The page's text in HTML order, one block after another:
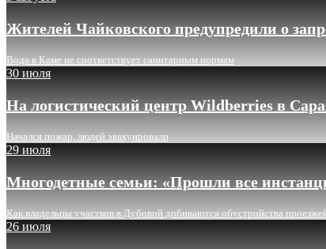
Жителей Чайковского предупредили о
Вода в Каме не соответствует санитарным нормам
30 июля
На логистический центр Wildberries в
Начался пожар, людей эвакуировали
29 июля
Многодетные семьи: «Прошли все
Как владельцы участков в Дубовой добиваются обустройства
26 июля